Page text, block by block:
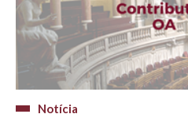
Notícia